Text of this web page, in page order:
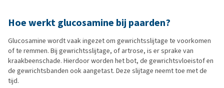
Hoe werkt glucosamine bij paarden?
Glucosamine wordt vaak ingezet om gewrichtsslijtage te voorkomen
of te remmen. Bij gewrichtsslijtage, of artrose, is er sprake van
kraakbeenschade. Hierdoor worden het bot, de gewrichtsvloeistof en
de gewrichtsbanden ook aangetast. Deze slijtage neemt toe met de
tijd.